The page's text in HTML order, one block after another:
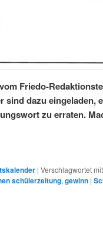
Friedo-
sind dazu eingeladen,
zu erraten.
| Verschlagwortet mit
schülerzeitung, gewinn |